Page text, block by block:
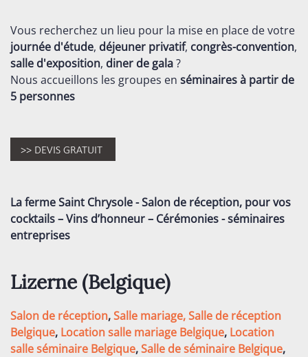
Vous recherchez un lieu pour la mise en place de votre
journée d'étude, déjeuner privatif, congrès-convention,
salle d'exposition, diner de gala?
Nous accueillons les groupes en séminairesà partir de
5 personnes
La ferme Saint Chrysole - Salon de réception, pour vos
cocktails – Vins d’honneur – Cérémonies - séminaires
entreprises
Lizerne (Belgique)
Salon de réception,Salle mariage,Salle de réception
Belgique, Location salle mariage Belgique, Location
salle séminaire Belgique,Salle de séminaire Belgique,